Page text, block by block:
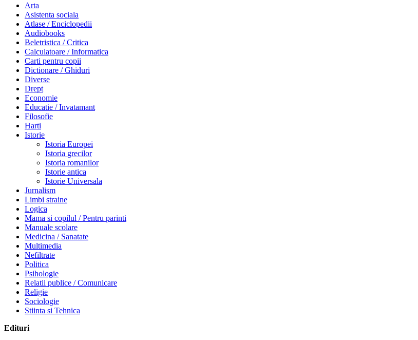
Arta
Asistenta sociala
Atlase / Enciclopedii
Audiobooks
Beletristica / Critica
Calculatoare / Informatica
Carti pentru copii
Dictionare / Ghiduri
Diverse
Drept
Economie
Educatie / Invatamant
Filosofie
Harti
Istorie
Istoria Europei
Istoria grecilor
Istoria romanilor
Istorie antica
Istorie Universala
Jurnalism
Limbi straine
Logica
Mama si copilul / Pentru parinti
Manuale scolare
Medicina / Sanatate
Multimedia
Nefiltrate
Politica
Psihologie
Relatii publice / Comunicare
Religie
Sociologie
Stiinta si Tehnica
Edituri